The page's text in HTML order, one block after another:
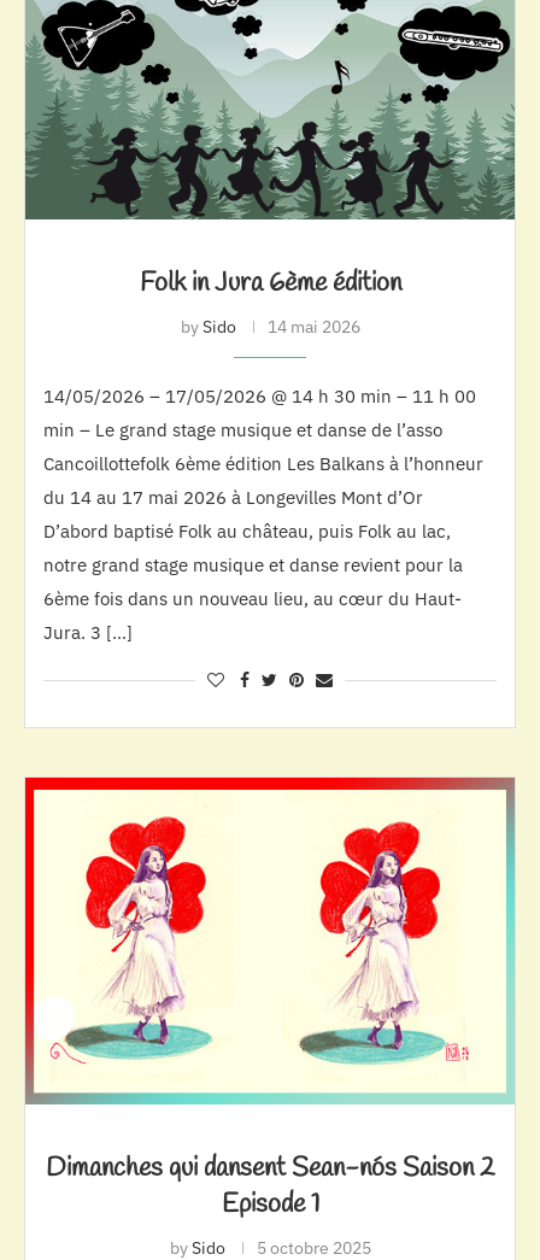
Folk in Jura 6ème édition
bySido 14 mai 2026
14/05/2026 – 17/05/2026 @ 14 h 30 min – 11 h 00
min – Le grand stage musique et danse de l’asso
Cancoillottefolk 6ème édition Les Balkans à l’honneur
du 14 au 17 mai 2026 à Longevilles Mont d’Or
D’abord baptisé Folk au château, puis Folk au lac,
notre grand stage musique et danse revient pour la
6ème fois dans un nouveau lieu, au cœur du Haut-
Jura. 3 […]
Dimanches qui dansent Sean-nós Saison 2
Episode 1
bySido 5 octobre 2025